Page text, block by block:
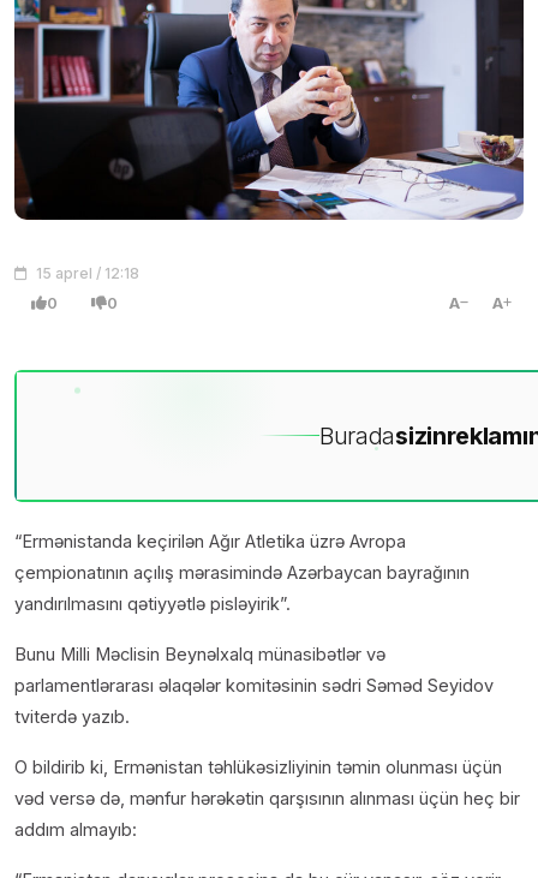
15 aprel / 12:18
0 0 A A
Buradasizin
“Ermənistanda keçirilən Ağır Atletika üzrə Avropa
çempionatının açılış mərasimində Azərbaycan bayrağının
yandırılmasını qətiyyətlə pisləyirik”.
Bunu Milli Məclisin Beynəlxalq münasibətlər və
parlamentlərarası əlaqələr komitəsinin sədri Səməd Seyidov
tviterdə yazıb.
O bildirib ki, Ermənistan təhlükəsizliyinin təmin olunması üçün
vəd versə də, mənfur hərəkətin qarşısının alınması üçün heç bir
addım almayıb: